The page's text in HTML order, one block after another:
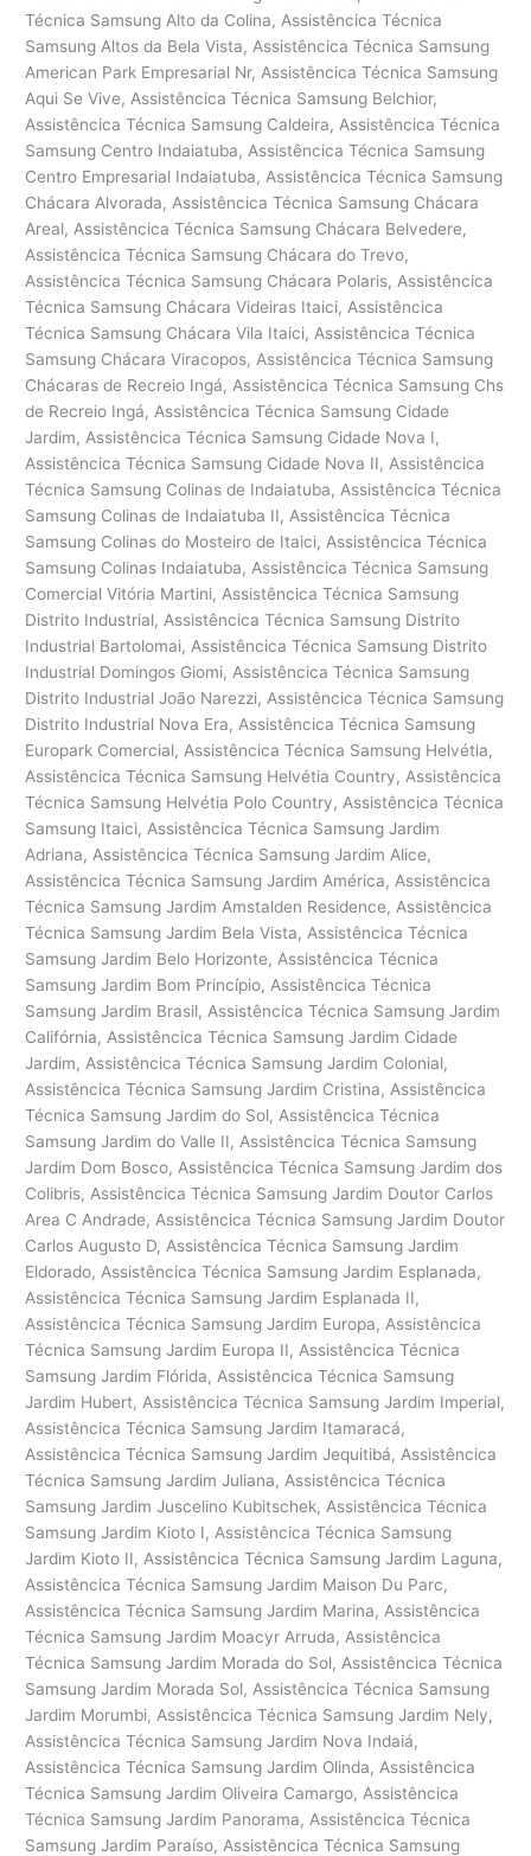
Técnica Samsung Alto da Colina, Assistêncica Técnica
Samsung Altos da Bela Vista, Assistêncica Técnica Samsung
American Park Empresarial Nr, Assistêncica Técnica Samsung
Aqui Se Vive, Assistêncica Técnica Samsung Belchior,
Assistêncica Técnica Samsung Caldeira, Assistêncica Técnica
Samsung Centro Indaiatuba, Assistêncica Técnica Samsung
Centro Empresarial Indaiatuba, Assistêncica Técnica Samsung
Chácara Alvorada, Assistêncica Técnica Samsung Chácara
Areal, Assistêncica Técnica Samsung Chácara Belvedere,
Assistêncica Técnica Samsung Chácara do Trevo,
Assistêncica Técnica Samsung Chácara Polaris, Assistêncica
Técnica Samsung Chácara Videiras Itaici, Assistêncica
Técnica Samsung Chácara Vila Itaici, Assistêncica Técnica
Samsung Chácara Viracopos, Assistêncica Técnica Samsung
Chácaras de Recreio Ingá, Assistêncica Técnica Samsung Chs
de Recreio Ingá, Assistêncica Técnica Samsung Cidade
Jardim, Assistêncica Técnica Samsung Cidade Nova I,
Assistêncica Técnica Samsung Cidade Nova II, Assistêncica
Técnica Samsung Colinas de Indaiatuba, Assistêncica Técnica
Samsung Colinas de Indaiatuba II, Assistêncica Técnica
Samsung Colinas do Mosteiro de Itaici, Assistêncica Técnica
Samsung Colinas Indaiatuba, Assistêncica Técnica Samsung
Comercial Vitória Martini, Assistêncica Técnica Samsung
Distrito Industrial, Assistêncica Técnica Samsung Distrito
Industrial Bartolomai, Assistêncica Técnica Samsung Distrito
Industrial Domingos Giomi, Assistêncica Técnica Samsung
Distrito Industrial João Narezzi, Assistêncica Técnica Samsung
Distrito Industrial Nova Era, Assistêncica Técnica Samsung
Europark Comercial, Assistêncica Técnica Samsung Helvétia,
Assistêncica Técnica Samsung Helvétia Country, Assistêncica
Técnica Samsung Helvétia Polo Country, Assistêncica Técnica
Samsung Itaici, Assistêncica Técnica Samsung Jardim
Adriana, Assistêncica Técnica Samsung Jardim Alice,
Assistêncica Técnica Samsung Jardim América, Assistêncica
Técnica Samsung Jardim Amstalden Residence, Assistêncica
Técnica Samsung Jardim Bela Vista, Assistêncica Técnica
Samsung Jardim Belo Horizonte, Assistêncica Técnica
Samsung Jardim Bom Princípio, Assistêncica Técnica
Samsung Jardim Brasil, Assistêncica Técnica Samsung Jardim
Califórnia, Assistêncica Técnica Samsung Jardim Cidade
Jardim, Assistêncica Técnica Samsung Jardim Colonial,
Assistêncica Técnica Samsung Jardim Cristina, Assistêncica
Técnica Samsung Jardim do Sol, Assistêncica Técnica
Samsung Jardim do Valle II, Assistêncica Técnica Samsung
Jardim Dom Bosco, Assistêncica Técnica Samsung Jardim dos
Colibris, Assistêncica Técnica Samsung Jardim Doutor Carlos
Area C Andrade, Assistêncica Técnica Samsung Jardim Doutor
Carlos Augusto D, Assistêncica Técnica Samsung Jardim
Eldorado, Assistêncica Técnica Samsung Jardim Esplanada,
Assistêncica Técnica Samsung Jardim Esplanada II,
Assistêncica Técnica Samsung Jardim Europa, Assistêncica
Técnica Samsung Jardim Europa II, Assistêncica Técnica
Samsung Jardim Flórida, Assistêncica Técnica Samsung
Jardim Hubert, Assistêncica Técnica Samsung Jardim Imperial,
Assistêncica Técnica Samsung Jardim Itamaracá,
Assistêncica Técnica Samsung Jardim Jequitibá, Assistêncica
Técnica Samsung Jardim Juliana, Assistêncica Técnica
Samsung Jardim Juscelino Kubitschek, Assistêncica Técnica
Samsung Jardim Kioto I, Assistêncica Técnica Samsung
Jardim Kioto II, Assistêncica Técnica Samsung Jardim Laguna,
Assistêncica Técnica Samsung Jardim Maison Du Parc,
Assistêncica Técnica Samsung Jardim Marina, Assistêncica
Técnica Samsung Jardim Moacyr Arruda, Assistêncica
Técnica Samsung Jardim Morada do Sol, Assistêncica Técnica
Samsung Jardim Morada Sol, Assistêncica Técnica Samsung
Jardim Morumbi, Assistêncica Técnica Samsung Jardim Nely,
Assistêncica Técnica Samsung Jardim Nova Indaiá,
Assistêncica Técnica Samsung Jardim Olinda, Assistêncica
Técnica Samsung Jardim Oliveira Camargo, Assistêncica
Técnica Samsung Jardim Panorama, Assistêncica Técnica
Samsung Jardim Paraíso, Assistêncica Técnica Samsung